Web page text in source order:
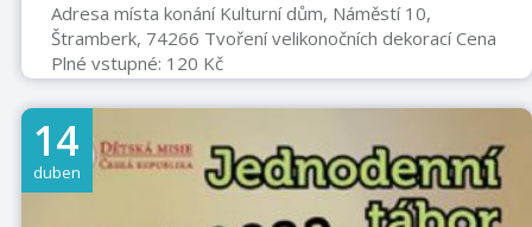
Adresa místa konání Kulturní dům, Náměstí 10,
Štramberk, 74266 Tvoření velikonočních dekorací Cena
Plné vstupné: 120 Kč
14
duben